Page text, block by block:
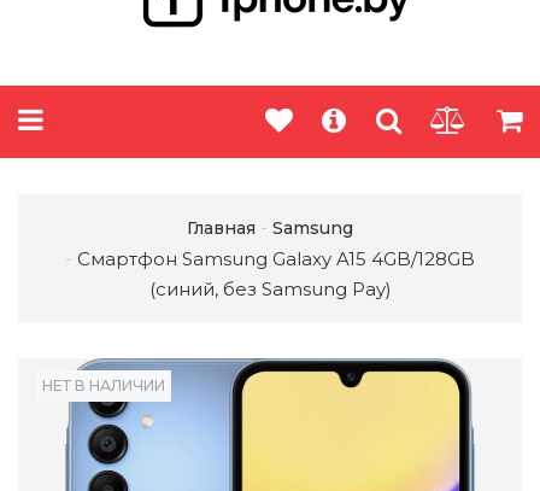
Главная Samsung
Смартфон Samsung Galaxy A15 4GB/128GB
(синий, без Samsung Pay)
НЕТ В НАЛИЧИИ